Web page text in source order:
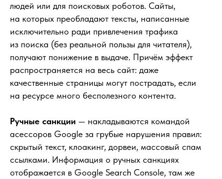
людей или для поисковых роботов. Сайты,
на которых преобладают тексты, написанные
исключительно ради привлечения трафика
из поиска (без реальной пользы для читателя),
получают понижение в выдаче. Причём эффект
распространяется на весь сайт: даже
качественные страницы могут пострадать, если
на ресурсе много бесполезного контента.
Ручные санкции — накладываются командой
асессоров Google за грубые нарушения правил:
скрытый текст, клоакинг, дорвеи, массовый спам
ссылками. Информация о ручных санкциях
отображается в Google Search Console, там же